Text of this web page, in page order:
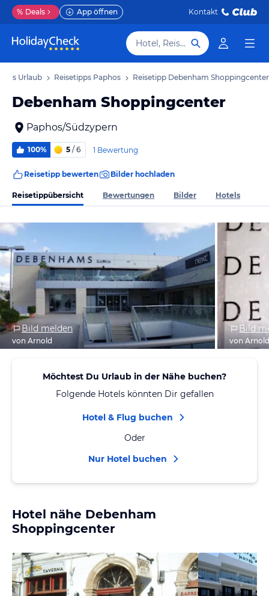
% Deals App öffnen Kontakt
Hotel, Reiseziel
Urlaub Reisetipps Paphos Reisetipp Debenham Shoppingcenter
Debenham Shoppingcenter
Paphos/Südzypern
100% 5 / 6 1 Bewertung
Reisetipp bewerten Bilder hochladen
Reisetippübersicht Bewertungen Bilder Hotels
Bild melden
von Arnold
Bild
von
Möchtest Du Urlaub in der Nähe buchen?
Folgende Hotels könnten Dir gefallen
Hotel & Flug buchen
Oder
Nur Hotel buchen
Hotel nähe Debenham
Shoppingcenter